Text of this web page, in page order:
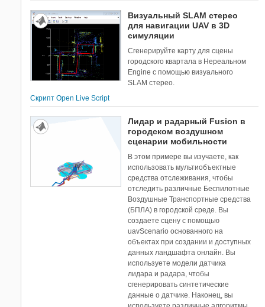
Визуальный SLAM стерео
для навигации UAV в 3D
симуляции
Сгенерируйте карту для сцены
городского квартала в Нереальном
Engine с помощью визуального
SLAM стерео.
Скрипт Open Live Script
Лидар и радарный Fusion в
городском воздушном
сценарии мобильности
В этом примере вы изучаете, как
использовать мультиобъектные
средства отслеживания, чтобы
отследить различные Беспилотные
Воздушные Транспортные средства
(БПЛА) в городской среде. Вы
создаете сцену с помощью
uavScenario основанного на
объектах при создании и доступных
данных ландшафта онлайн. Вы
используете модели датчика
лидара и радара, чтобы
сгенерировать синтетические
данные о датчике. Наконец, вы